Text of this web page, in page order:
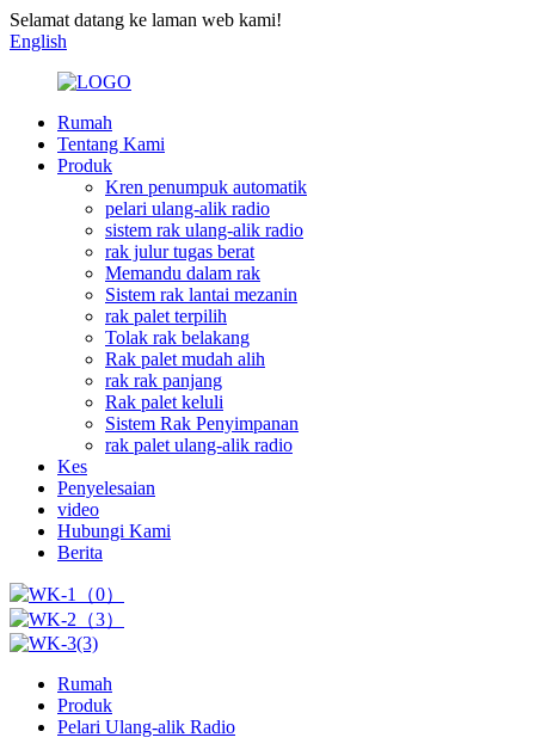
Selamat datang ke laman web kami!
English
Rumah
Tentang Kami
Produk
Kren penumpuk automatik
pelari ulang-alik radio
sistem rak ulang-alik radio
rak julur tugas berat
Memandu dalam rak
Sistem rak lantai mezanin
rak palet terpilih
Tolak rak belakang
Rak palet mudah alih
rak rak panjang
Rak palet keluli
Sistem Rak Penyimpanan
rak palet ulang-alik radio
Kes
Penyelesaian
video
Hubungi Kami
Berita
Rumah
Produk
Pelari Ulang-alik Radio